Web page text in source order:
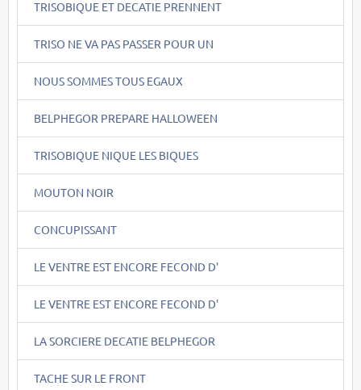
TRISOBIQUE ET DECATIE PRENNENT
TRISO NE VA PAS PASSER POUR UN
NOUS SOMMES TOUS EGAUX
BELPHEGOR PREPARE HALLOWEEN
TRISOBIQUE NIQUE LES BIQUES
MOUTON NOIR
CONCUPISSANT
LE VENTRE EST ENCORE FECOND D'
LE VENTRE EST ENCORE FECOND D'
LA SORCIERE DECATIE BELPHEGOR
TACHE SUR LE FRONT